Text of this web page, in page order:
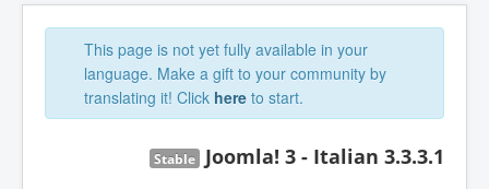
This page is not yet fully available in your
language. Make a gift to your community by
translating it! Click here to start.
Joomla! 3 - Italian 3.3.3.1
Stable